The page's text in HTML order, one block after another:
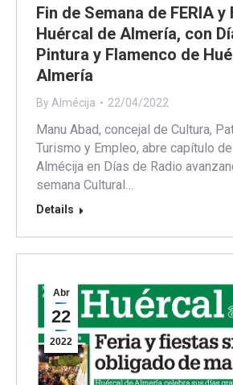
Fin de Semana de FERIA y
Huércal de Almería, con
Pintura y Flamenco de
Almería
By Almécija 22/04/2022
Manu Abad, concejal de Cultura,
Turismo y Empleo, abre capítulo
Almécija en Días de Radio
semana Cultural…
Details
Abr
22
2022